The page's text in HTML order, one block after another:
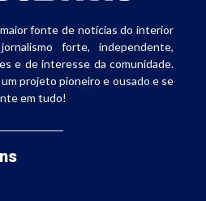
fonte de notícias do interior
forte, independente,
e de interesse da comunidade.
projeto pioneiro e ousado e se
em tudo!